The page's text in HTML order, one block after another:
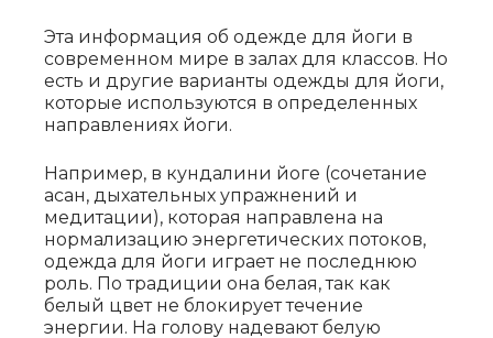
Эта информация об одежде для йоги в
современном мире в залах для классов. Но
есть и другие варианты одежды для йоги,
которые используются в определенных
направлениях йоги.
Например, в кундалини йоге (сочетание
асан, дыхательных упражнений и
медитации), которая направлена на
нормализацию энергетических потоков,
одежда для йоги играет не последнюю
роль. По традиции она белая, так как
белый цвет не блокирует течение
энергии. На голову надевают белую